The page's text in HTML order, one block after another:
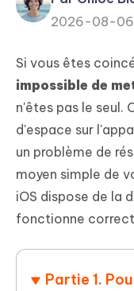
Editor
iAnyGo
2026-08-
Si vous êtes
impossible de
n'êtes pas le seul.
d'espace sur
un problème de
moyen simple de
iOS dispose de la
fonctionne
Partie 1.